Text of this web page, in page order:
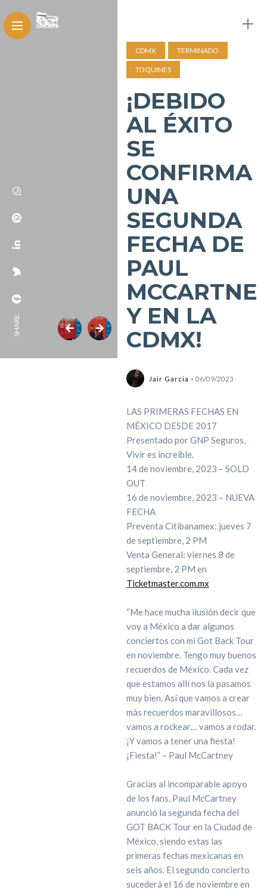
SHARE:
CDMX TERMINADO
TOQUINES
¡DEBIDO
AL ÉXITO
SE
CONFIRMA
UNA
SEGUNDA
FECHA DE
PAUL
MCCARTNE
Y EN LA
CDMX!
Jair Garcia 06/09/2023
LAS PRIMERAS FECHAS EN
MÉXICO DESDE 2017
Presentado por GNP Seguros,
Vivir es increíble.
14 de noviembre, 2023 – SOLD
OUT
16 de noviembre, 2023 – NUEVA
FECHA
Preventa Citibanamex: jueves 7
de septiembre, 2 PM
Venta General: viernes 8 de
septiembre, 2 PM en
Ticketmaster.com.mx
“Me hace mucha ilusión decir que
voy a México a dar algunos
conciertos con mi Got Back Tour
en noviembre. Tengo muy buenos
recuerdos de México. Cada vez
que estamos allí nos la pasamos
muy bien. Así que vamos a crear
más recuerdos maravillosos…
vamos a rockear… vamos a rodar.
¡Y vamos a tener una fiesta!
¡Fiesta!” – Paul McCartney
Gracias al incomparable apoyo
de los fans, Paul McCartney
anunció la segunda fecha del
GOT BACK Tour en la Ciudad de
México, siendo estas las
primeras fechas mexicanas en
seis años. El segundo concierto
sucederá el 16 de noviembre en